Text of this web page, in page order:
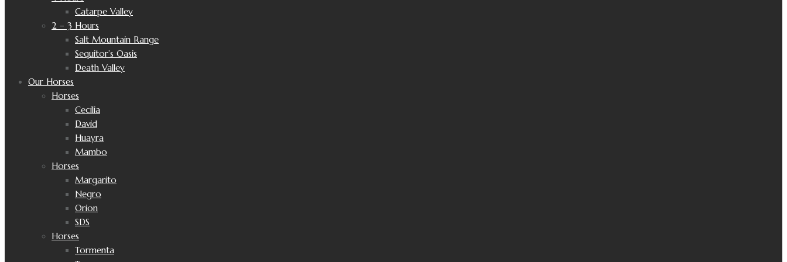
Catarpe Valley
2 – 3 Hours
Salt Mountain Range
Sequitor’s Oasis
Death Valley
Our Horses
Horses
Cecilia
David
Huayra
Mambo
Horses
Margarito
Negro
Orion
SDS
Horses
Tormenta